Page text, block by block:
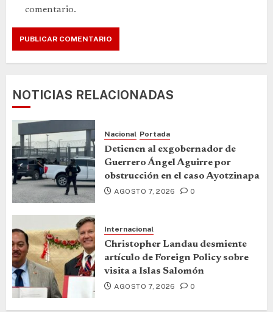
comentario.
NOTICIAS RELACIONADAS
Nacional Portada
Detienen al exgobernador de
Guerrero Ángel Aguirre por
obstrucción en el caso Ayotzinapa
AGOSTO 7, 2026 0
Internacional
Christopher Landau desmiente
artículo de Foreign Policy sobre
visita a Islas Salomón
AGOSTO 7, 2026 0